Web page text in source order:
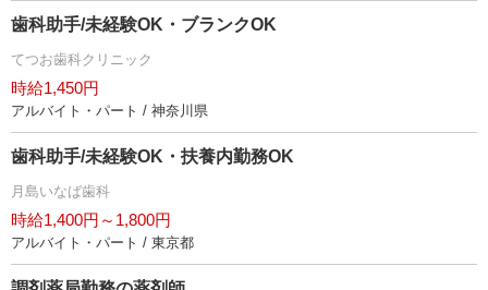
歯科助手/未経験OK・ブランクOK
てつお歯科クリニック
時給1,450円
アルバイト・パート / 神奈川県
歯科助手/未経験OK・扶養内勤務OK
月島いなば歯科
時給1,400円～1,800円
アルバイト・パート / 東京都